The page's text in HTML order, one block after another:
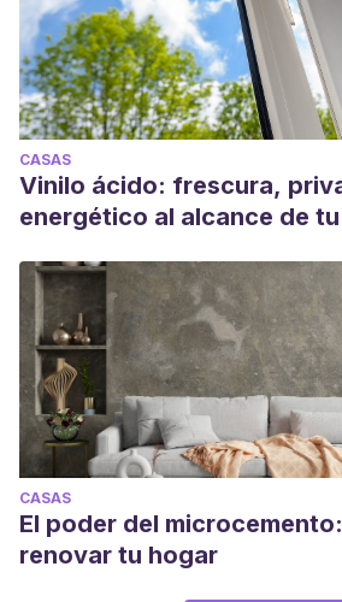
CASAS
Vinilo ácido: frescura,
energético al alcance de
CASAS
El poder del
renovar tu hogar